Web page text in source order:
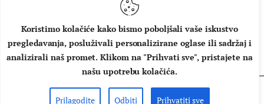
Koristimo kolačiće kako bismo poboljšali vaše iskustvo
pregledavanja, posluživali personalizirane oglase ili sadržaj i
analizirali naš promet. Klikom na "Prihvati sve", pristajete na
našu upotrebu kolačića.
Prilagodite Odbiti Prihvatiti sve
O NAMA IMPRESSUM UVJETI KORIŠTENJA
Copyright © 2026 Music Box - All rights reserved.